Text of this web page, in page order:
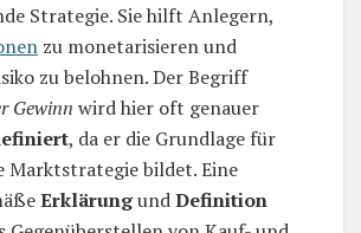
Strategie. Sie hilft Anlegern,
zu monetarisieren und
zu belohnen. Der Begriff
Gewinn wird hier oft genauer
, da er die Grundlage für
Marktstrategie bildet. Eine
ErklärungundDefinition